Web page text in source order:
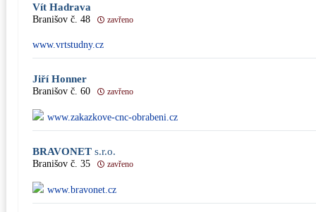
Vít Hadrava
Branišov č. 48 zavřeno
www.vrtstudny.cz
Jiří Honner
Branišov č. 60 zavřeno
www.zakazkove-cnc-obrabeni.cz
BRAVONET s.r.o.
Branišov č. 35 zavřeno
www.bravonet.cz